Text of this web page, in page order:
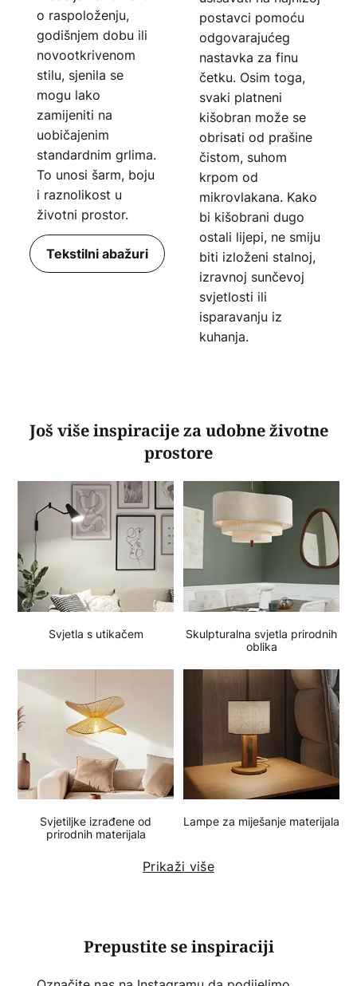
o raspoloženju,
godišnjem dobu ili
novootkrivenom
stilu, sjenila se
mogu lako
zamijeniti na
uobičajenim
standardnim grlima.
To unosi šarm, boju
i raznolikost u
životni prostor.
Tekstilni abažuri
postavci pomoću
odgovarajućeg
nastavka za finu
četku. Osim toga,
svaki platneni
kišobran može se
obrisati od prašine
čistom, suhom
krpom od
mikrovlakana. Kako
bi kišobrani dugo
ostali lijepi, ne smiju
biti izloženi stalnoj,
izravnoj sunčevoj
svjetlosti ili
isparavanju iz
kuhanja.
Još više inspiracije za udobne životne
prostore
Svjetla s utikačem
Skulpturalna svjetla prirodnih
oblika
Svjetiljke izrađene od
prirodnih materijala
Lampe za miješanje materijala
Prikaži više
Prepustite se inspiraciji